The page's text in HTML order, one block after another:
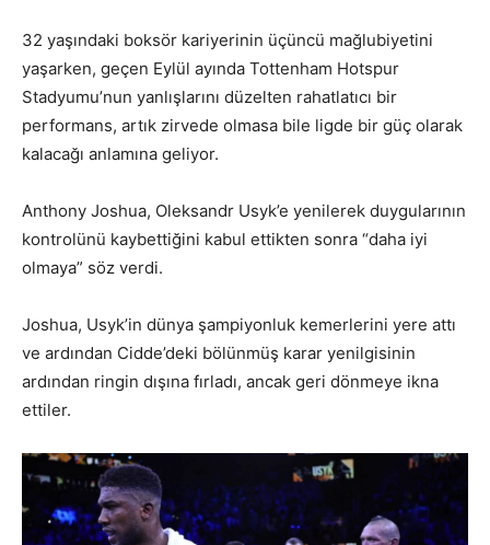
32 yaşındaki boksör kariyerinin üçüncü mağlubiyetini
yaşarken, geçen Eylül ayında Tottenham Hotspur
Stadyumu’nun yanlışlarını düzelten rahatlatıcı bir
performans, artık zirvede olmasa bile ligde bir güç olarak
kalacağı anlamına geliyor.
Anthony Joshua, Oleksandr Usyk’e yenilerek duygularının
kontrolünü kaybettiğini kabul ettikten sonra “daha iyi
olmaya” söz verdi.
Joshua, Usyk’in dünya şampiyonluk kemerlerini yere attı
ve ardından Cidde’deki bölünmüş karar yenilgisinin
ardından ringin dışına fırladı, ancak geri dönmeye ikna
ettiler.